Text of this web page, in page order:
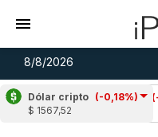
8/8/2026
Dólar cripto (-0,18%)
$ 1567,52
Cardano (-0,56%)
u$s 0,20